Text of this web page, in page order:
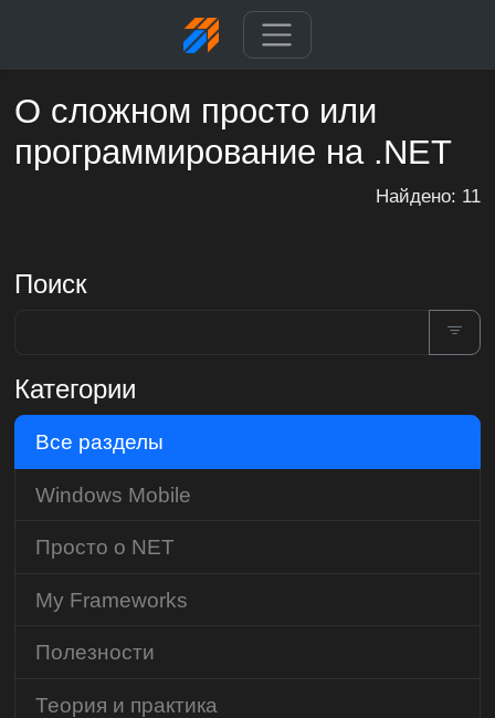
О сложном просто или
программирование на .NET
Найдено: 11
Поиск
Категории
Все разделы
Windows Mobile
Просто о NET
My Frameworks
Полезности
Теория и практика